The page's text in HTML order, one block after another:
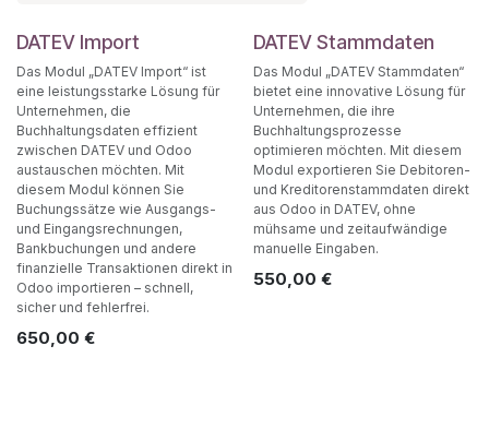
DATEV Import
Das Modul „DATEV Import“ ist
eine leistungsstarke Lösung für
Unternehmen, die
Buchhaltungsdaten effizient
zwischen DATEV und Odoo
austauschen möchten. Mit
diesem Modul können Sie
Buchungssätze wie Ausgangs-
und Eingangsrechnungen,
Bankbuchungen und andere
finanzielle Transaktionen direkt in
Odoo importieren – schnell,
sicher und fehlerfrei.
650,00 €
DATEV Stammdaten
Das Modul „DATEV Stammdaten“
bietet eine innovative Lösung für
Unternehmen, die ihre
Buchhaltungsprozesse
optimieren möchten. Mit diesem
Modul exportieren Sie Debitoren-
und Kreditorenstammdaten direkt
aus Odoo in DATEV, ohne
mühsame und zeitaufwändige
manuelle Eingaben.
550,00 €